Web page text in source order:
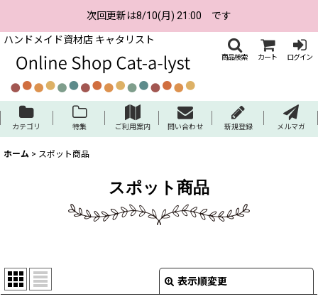
次回更新は8/10(月) 21:00 です
ハンドメイド資材店 キャタリスト
商品検索 カート ログイン
カテゴリ 特集 ご利用案内 問い合わせ 新規登録 メルマガ
ホーム > スポット商品
スポット商品
表示順変更